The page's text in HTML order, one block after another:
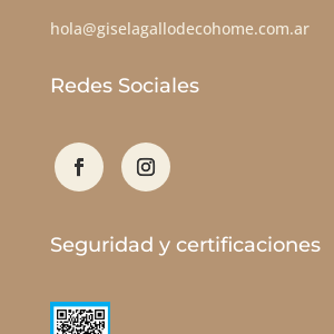
hola@giselagallodecohome.com.ar
Redes Sociales
Seguridad y certificaciones